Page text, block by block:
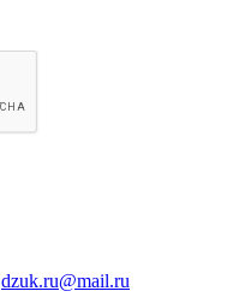
dzuk.ru@mail.ru